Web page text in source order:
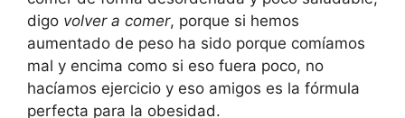
digo volver a comer, porque si hemos
aumentado de peso ha sido porque comíamos
mal y encima como si eso fuera poco, no
hacíamos ejercicio y eso amigos es la fórmula
perfecta para la obesidad.